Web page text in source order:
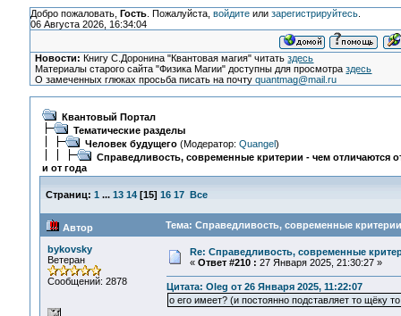
Добро пожаловать, Гость. Пожалуйста, войдитеили зарегистрируйтесь.
06 Августа 2026, 16:34:04
Новости: Книгу С.Доронина "Квантовая магия" читатьздесь
Материалы старого сайта "Физика Магии" доступны для просмотраздесь
О замеченных глюках просьба писать на почтуquantmag@mail.ru
Квантовый Портал
Тематические разделы
Человек будущего(Модератор: Quangel)
Справедливость, современные критерии - чем отличаются
и от года
Страниц: 1 ... 13 14[15] 16 17 Все
Автор Тема: Справедливость, современные
bykovsky
Ветеран
Сообщений: 2878
Re: Справедливость, современные
« Ответ #210 : 27 Января 2025, 21:30:27 »
Цитата: Oleg от 26 Января 2025, 11:22:07
о его имеет? (и постоянно подставляет то щёку то